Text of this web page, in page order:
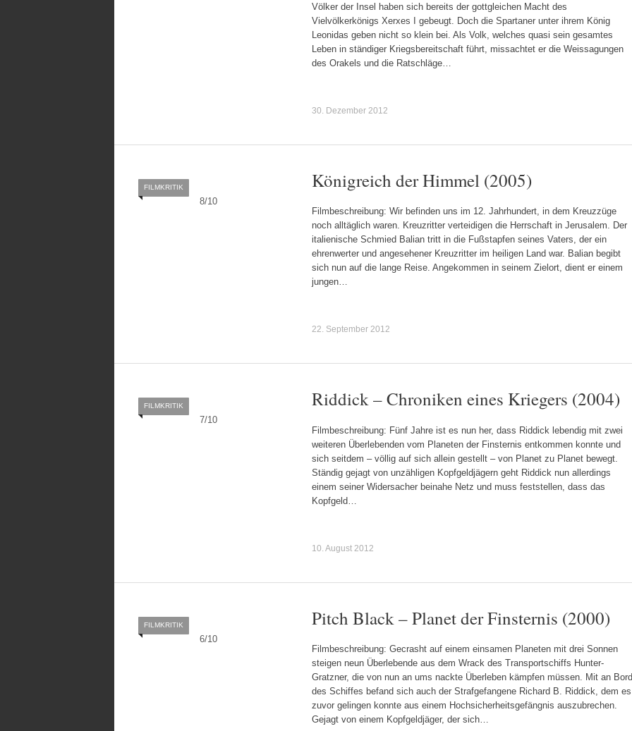
Völker der Insel haben sich bereits der gottgleichen Macht des
Vielvölkerkönigs Xerxes I gebeugt. Doch die Spartaner unter ihrem König
Leonidas geben nicht so klein bei. Als Volk, welches quasi sein gesamtes
Leben in ständiger Kriegsbereitschaft führt, missachtet er die Weissagungen
des Orakels und die Ratschläge…
30. Dezember 2012
8/10
FILMKRITIK Königreich der Himmel (2005)
Filmbeschreibung: Wir befinden uns im 12. Jahrhundert, in dem Kreuzzüge
noch alltäglich waren. Kreuzritter verteidigen die Herrschaft in Jerusalem. Der
italienische Schmied Balian tritt in die Fußstapfen seines Vaters, der ein
ehrenwerter und angesehener Kreuzritter im heiligen Land war. Balian begibt
sich nun auf die lange Reise. Angekommen in seinem Zielort, dient er einem
jungen…
22. September 2012
7/10
FILMKRITIK Riddick – Chroniken eines Kriegers (2004)
Filmbeschreibung: Fünf Jahre ist es nun her, dass Riddick lebendig mit zwei
weiteren Überlebenden vom Planeten der Finsternis entkommen konnte und
sich seitdem – völlig auf sich allein gestellt – von Planet zu Planet bewegt.
Ständig gejagt von unzähligen Kopfgeldjägern geht Riddick nun allerdings
einem seiner Widersacher beinahe Netz und muss feststellen, dass das
Kopfgeld…
10. August 2012
6/10
FILMKRITIK Pitch Black – Planet der Finsternis (2000)
Filmbeschreibung: Gecrasht auf einem einsamen Planeten mit drei Sonnen
steigen neun Überlebende aus dem Wrack des Transportschiffs Hunter-
Gratzner, die von nun an ums nackte Überleben kämpfen müssen. Mit an Bord
des Schiffes befand sich auch der Strafgefangene Richard B. Riddick, dem es
zuvor gelingen konnte aus einem Hochsicherheitsgefängnis auszubrechen.
Gejagt von einem Kopfgeldjäger, der sich…